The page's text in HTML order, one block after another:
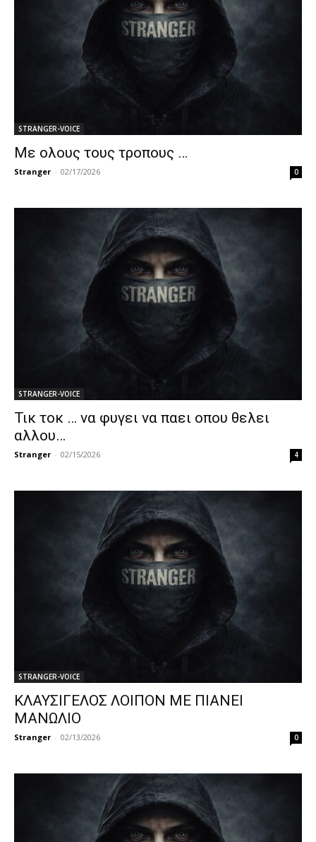
STRANGER-VOICE
Με ολους τους τροπους …
Stranger - 02/17/2026 0
STRANGER-VOICE
Τικ τοκ … να φυγει να παει οπου θελει
αλλου…
Stranger - 02/15/2026 4
STRANGER-VOICE
ΚΛΑΥΣΙΓΕΛΟΣ ΛΟΙΠΟΝ ΜΕ ΠΙΑΝΕΙ
ΜΑΝΩΛΙΟ
Stranger - 02/13/2026 0